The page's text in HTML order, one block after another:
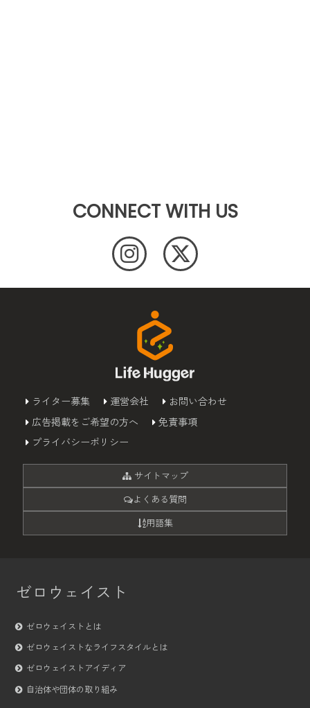
CONNECT WITH US
ライター募集 運営会社
お問い合わせ
広告掲載をご希望の方へ
免責事項
プライバシーポリシー
サイトマップ
よくある質問
用語集
ゼロウェイスト
ゼロウェイストとは
ゼロウェイストなライフスタイルとは
ゼロウェイストアイディア
自治体や団体の取り組み